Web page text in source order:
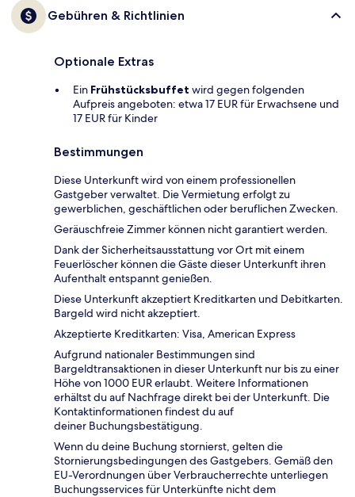
Gebühren & Richtlinien
Optionale Extras
Ein Frühstücksbuffet wird gegen folgenden
Aufpreis angeboten: etwa 17 EUR für Erwachsene und
17 EUR für Kinder
Bestimmungen
Diese Unterkunft wird von einem professionellen
Gastgeber verwaltet. Die Vermietung erfolgt zu
gewerblichen, geschäftlichen oder beruflichen Zwecken.
Geräuschfreie Zimmer können nicht garantiert werden.
Dank der Sicherheitsausstattung vor Ort mit einem
Feuerlöscher können die Gäste dieser Unterkunft ihren
Aufenthalt entspannt genießen.
Diese Unterkunft akzeptiert Kreditkarten und Debitkarten.
Bargeld wird nicht akzeptiert.
Akzeptierte Kreditkarten: Visa, American Express
Aufgrund nationaler Bestimmungen sind
Bargeldtransaktionen in dieser Unterkunft nur bis zu einer
Höhe von 1000 EUR erlaubt. Weitere Informationen
erhältst du auf Nachfrage direkt bei der Unterkunft. Die
Kontaktinformationen findest du auf
deiner Buchungsbestätigung.
Wenn du deine Buchung stornierst, gelten die
Stornierungsbedingungen des Gastgebers. Gemäß den
EU-Verordnungen über Verbraucherrechte unterliegen
Buchungsservices für Unterkünfte nicht dem